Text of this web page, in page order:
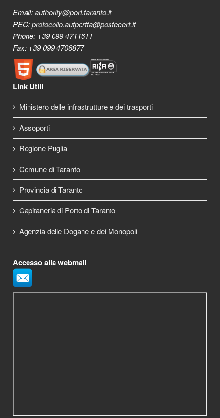
Email:authority@port.taranto.it
PEC:protocollo.autportta@postecert.it
Phone: +39 099 4711611
Fax: +39 099 4706877
Link Utili
Ministero delle infrastrutture e dei trasporti
Assoporti
Regione Puglia
Comune di Taranto
Provincia di Taranto
Capitaneria di Porto di Taranto
Agenzia delle Dogane e dei Monopoli
Accesso alla webmail